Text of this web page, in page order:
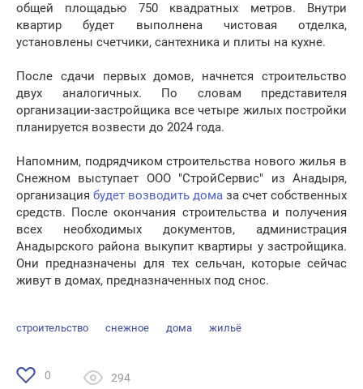
общей площадью 750 квадратных метров. Внутри
квартир будет выполнена чистовая отделка,
установлены счетчики, сантехника и плиты на кухне.
После сдачи первых домов, начнется строительство
двух аналогичных. По словам представителя
организации-застройщика все четыре жилых постройки
планируется возвести до 2024 года.
Напомним, подрядчиком строительства нового жилья в
Снежном выступает ООО "СтройСервис" из Анадыря,
организация будет возводить дома за счет собственных
средств. После окончания строительства и получения
всех необходимых документов, администрация
Анадырского района выкупит квартиры у застройщика.
Они предназначены для тех сельчан, которые сейчас
живут в домах, предназначенных под снос.
строительство снежное дома жильё
0 294